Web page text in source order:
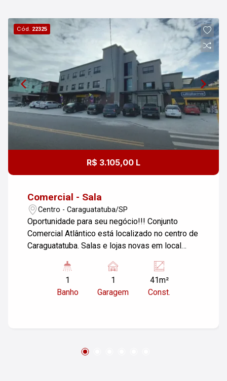
Cód. 22325
R$ 3.105,00 L
Comercial - Sala
Centro - Caraguatatuba/SP
Oportunidade para seu negócio!!! Conjunto
Comercial Atlântico está localizado no centro de
Caraguatatuba. Salas e lojas novas em local
distribuído em sala 1 (com 15,24m²) + sala 2
(com 22,41m²) + wc (com 3,75m²), totalizando
41,40m² 1º pavimento, unidade com vista mar.
Garantias: Seguro Fiança
1
Banho
1
Garagem
41m²
Const.